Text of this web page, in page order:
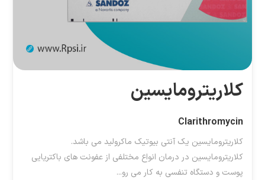
کلاریترومایسین
Clarithromycin
کلاریترومایسین یک آنتی بیوتیک ماکرولید می باشد.
کلاریترومایسین در درمان انواع مختلفی از عفونت های باکتریایی
پوست و دستگاه تنفسی به کار می رو...